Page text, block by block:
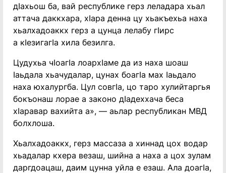
дIахьош ба, вай республике герз леладара хьал
аттача даккхара, хIара денна цу хьакъехьа наха
хьалхадоаккх герз а цунца лелабу гIирс
а кIезигагIа хила безилга.
Цудухьа чIоагIа лоархIаме да из наха шоаш
Iаьдала хьачудалар, цунах боагIа мах Iаьдало
наха юхалургба. Цул совгIа, цо таро хулийтаргья
бокъонаш лорае а законо дIадеххача беса
хIаравар вахийта а», — аьлар республикан МВД
болхлоша.
Хьалхадоаккх, герз массаза а хиннад цох водар
хьадалар кхера везаш, шийна а наха а цох зулам
даргдоацаш, даим цунна уйла е езаш. Ала доагIа,